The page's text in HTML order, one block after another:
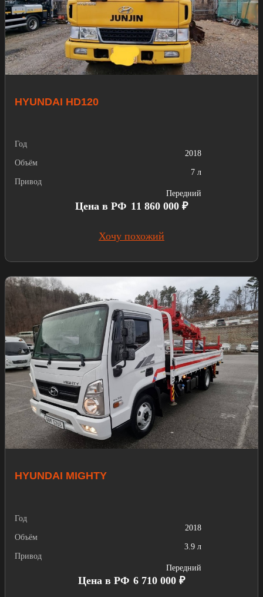
HYUNDAI HD120
Год
2018
Объём
7 л
Привод
Передний
Цена в РФ 11 860 000 ₽
Хочу похожий
HYUNDAI MIGHTY
Год
2018
Объём
3.9 л
Привод
Передний
Цена в РФ 6 710 000 ₽